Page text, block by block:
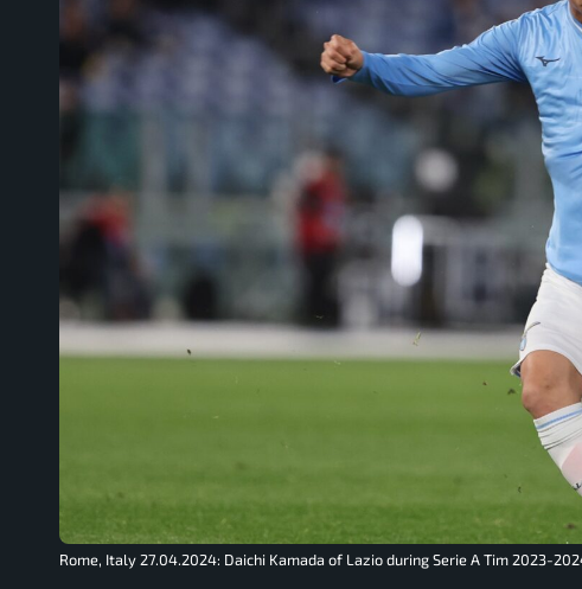
Rome, Italy 27.04.2024: Daichi Kamada of Lazio during Serie A Tim 2023-